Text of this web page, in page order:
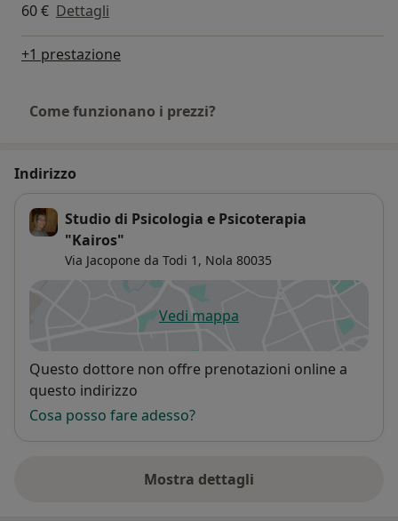
60 € Dettagli
+1 prestazione
Come funzionano i prezzi?
Indirizzo
Studio di Psicologia e Psicoterapia
"Kairos"
Via Jacopone da Todi 1, Nola 80035
Vedi mappasi apre in una nuova scheda
Disponibilità
Questo dottore non offre prenotazioni online a
questo indirizzo
Cosa posso fare adesso?
Mostra dettagli
sull'indirizzo